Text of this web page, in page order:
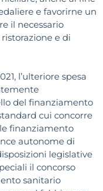
e favorirne un
il necessario
e di
l’ulteriore spesa
del finanziamento
cui concorre
finanziamento
autonome di
legislative
il concorso
sanitario